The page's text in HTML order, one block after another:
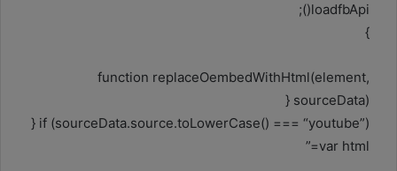
loadfbApi();
}
function replaceOembedWithHtml(element,
sourceData) {
if (sourceData.source.toLowerCase() === “youtube”) {
var html=”